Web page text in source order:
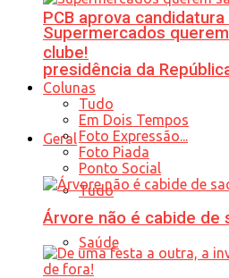
PCB aprova
presidência da
Geral
Tudo
Saúde
Supermercados
clube!
Colunas
Tudo
Em Dois Tempos
Foto Expressão...
Foto Piada
Ponto Social
Árvore não é cabide de